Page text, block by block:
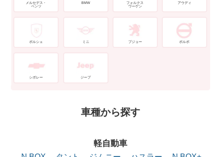
メルセデス・
ベンツ
BMW
フォルクス
ワーゲン
アウディ
ポルシェ ミニ プジョー ボルボ
シボレー ジープ
車種から探す
軽自動車